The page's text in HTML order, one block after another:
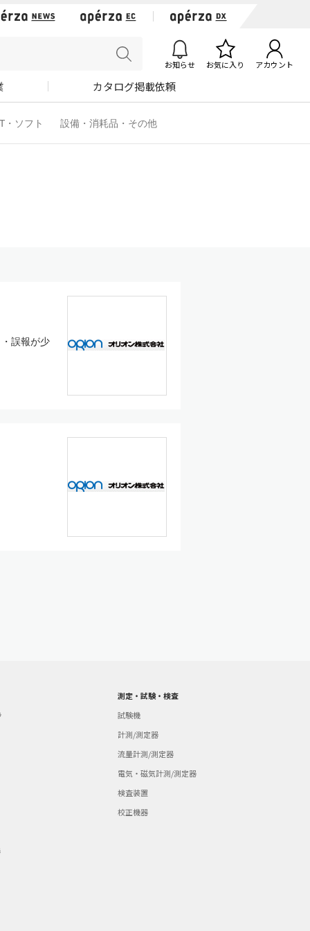
お知らせ お気に入り アカウント
カタログ掲載依頼
・ソフト 設備・消耗品・その他
誤報が少
測定・試験・検査
試験機
計測/測定器
流量計測/測定器
電気・磁気計測/測定器
検査装置
校正機器